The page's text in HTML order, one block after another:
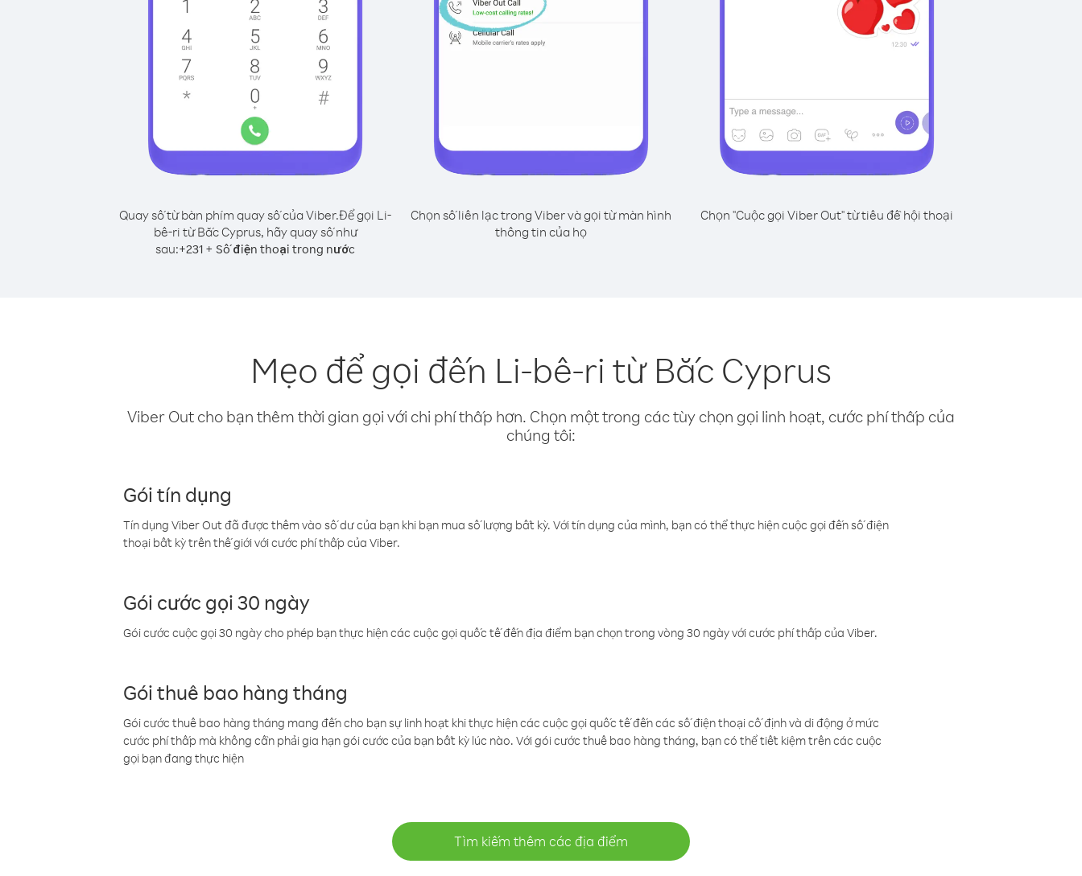
Quay số từ bàn phím quay số của Viber.Để gọi Li-
bê-ri từ Bắc Cyprus, hãy quay số như
sau:+231 + Số điện thoại trong nước
Chọn số liên lạc trong Viber và gọi từ màn hình
thông tin của họ
Chọn "Cuộc gọi Viber Out" từ tiêu đề hội thoại
Mẹo để gọi đến Li-bê-ri từ Bắc Cyprus
Viber Out cho bạn thêm thời gian gọi với chi phí thấp hơn. Chọn một trong các tùy chọn gọi linh hoạt, cước phí thấp của
chúng tôi:
Gói tín dụng
Tín dụng Viber Out đã được thêm vào số dư của bạn khi bạn mua số lượng bất kỳ. Với tín dụng của mình, bạn có thể thực hiện cuộc gọi đến số điện
thoại bất kỳ trên thế giới với cước phí thấp của Viber.
Gói cước gọi 30 ngày
Gói cước cuộc gọi 30 ngày cho phép bạn thực hiện các cuộc gọi quốc tế đến địa điểm bạn chọn trong vòng 30 ngày với cước phí thấp của Viber.
Gói thuê bao hàng tháng
Gói cước thuê bao hàng tháng mang đến cho bạn sự linh hoạt khi thực hiện các cuộc gọi quốc tế đến các số điện thoại cố định và di động ở mức
cước phí thấp mà không cần phải gia hạn gói cước của bạn bất kỳ lúc nào. Với gói cước thuê bao hàng tháng, bạn có thể tiết kiệm trên các cuộc
gọi bạn đang thực hiện
Tìm kiếm thêm các địa điểm